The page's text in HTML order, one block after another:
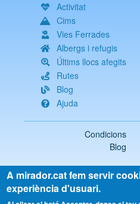
Activitat
Cims
Vies Ferrades
Albergs i refugis
Últims llocs afegits
Rutes
Blog
Ajuda
Condicions
Blog
2018-2026 ©
Tots els drets
A mirador.cat fem servir
experiència d'usuari.